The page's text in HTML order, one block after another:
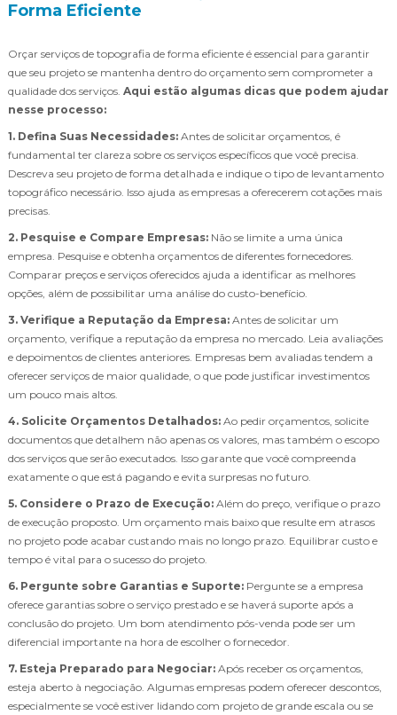
Forma Eficiente
Orçar serviços de topografia de forma eficiente é essencial para garantir
que seu projeto se mantenha dentro do orçamento sem comprometer a
qualidade dos serviços. Aqui estão algumas dicas que podem ajudar
nesse processo:
1. Defina Suas Necessidades: Antes de solicitar orçamentos, é
fundamental ter clareza sobre os serviços específicos que você precisa.
Descreva seu projeto de forma detalhada e indique o tipo de levantamento
topográfico necessário. Isso ajuda as empresas a oferecerem cotações mais
precisas.
2. Pesquise e Compare Empresas: Não se limite a uma única
empresa. Pesquise e obtenha orçamentos de diferentes fornecedores.
Comparar preços e serviços oferecidos ajuda a identificar as melhores
opções, além de possibilitar uma análise do custo-benefício.
3. Verifique a Reputação da Empresa: Antes de solicitar um
orçamento, verifique a reputação da empresa no mercado. Leia avaliações
e depoimentos de clientes anteriores. Empresas bem avaliadas tendem a
oferecer serviços de maior qualidade, o que pode justificar investimentos
um pouco mais altos.
4. Solicite Orçamentos Detalhados: Ao pedir orçamentos, solicite
documentos que detalhem não apenas os valores, mas também o escopo
dos serviços que serão executados. Isso garante que você compreenda
exatamente o que está pagando e evita surpresas no futuro.
5. Considere o Prazo de Execução: Além do preço, verifique o prazo
de execução proposto. Um orçamento mais baixo que resulte em atrasos
no projeto pode acabar custando mais no longo prazo. Equilibrar custo e
tempo é vital para o sucesso do projeto.
6. Pergunte sobre Garantias e Suporte: Pergunte se a empresa
oferece garantias sobre o serviço prestado e se haverá suporte após a
conclusão do projeto. Um bom atendimento pós-venda pode ser um
diferencial importante na hora de escolher o fornecedor.
7. Esteja Preparado para Negociar: Após receber os orçamentos,
esteja aberto à negociação. Algumas empresas podem oferecer descontos,
especialmente se você estiver lidando com projeto de grande escala ou se